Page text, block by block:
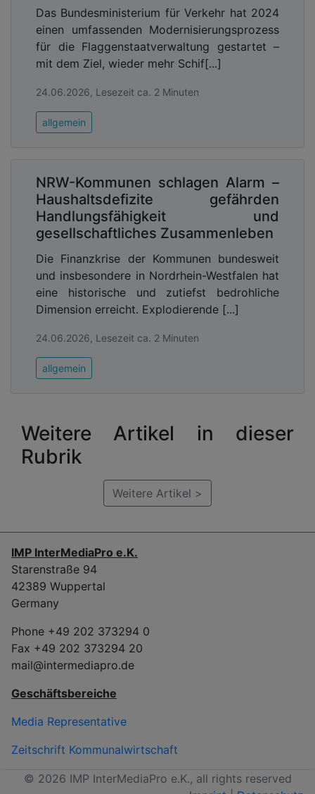
Das Bundesministerium für Verkehr hat 2024
einen umfassenden Modernisierungsprozess
für die Flaggenstaatverwaltung gestartet –
mit dem Ziel, wieder mehr Schif[...]
24.06.2026, Lesezeit ca. 2 Minuten
allgemein
NRW-Kommunen schlagen Alarm –
Haushaltsdefizite gefährden
Handlungsfähigkeit und
gesellschaftliches Zusammenleben
Die Finanzkrise der Kommunen bundesweit
und insbesondere in Nordrhein-Westfalen hat
eine historische und zutiefst bedrohliche
Dimension erreicht. Explodierende [...]
24.06.2026, Lesezeit ca. 2 Minuten
allgemein
Weitere Artikel in dieser
Rubrik
Weitere Artikel >
IMP InterMediaPro e.K.
Starenstraße 94
42389 Wuppertal
Germany
Phone +49 202 373294 0
Fax +49 202 373294 20
mail@intermediapro.de
Geschäftsbereiche
Media Representative
Zeitschrift Kommunalwirtschaft
© 2026 IMP InterMediaPro e.K., all rights reserved